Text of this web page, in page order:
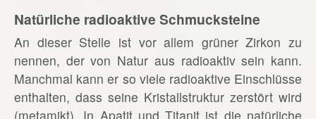
Natürliche radioaktive Schmucksteine
An dieser Stelle ist vor allem grüner Zirkon zu
nennen, der von Natur aus radioaktiv sein kann.
Manchmal kann er so viele radioaktive Einschlüsse
enthalten, dass seine Kristallstruktur zerstört wird
(metamikt). In Apatit und Titanit ist die natürliche